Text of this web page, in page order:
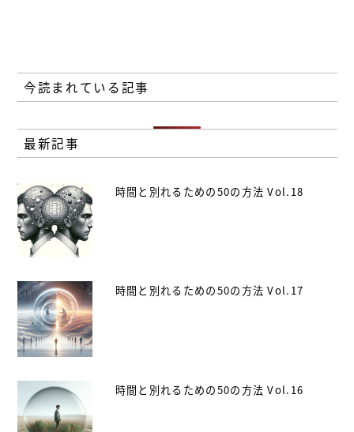
今読まれている記事
最新記事
時間と別れるための50の方法 Vol.18
時間と別れるための50の方法 Vol.17
時間と別れるための50の方法 Vol.16